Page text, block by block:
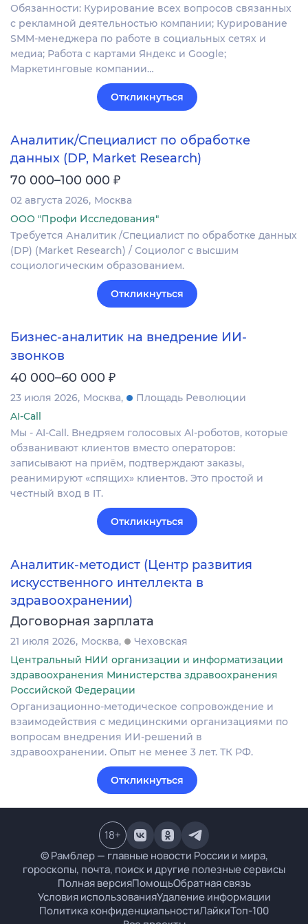
Обязанности: Курирование всех вопросов связанных
с рекламной деятельностью компании; Курирование
SMM-менеджера по работе в социальных сетях и
медиа; Работа с картами Яндекс и Google;
Маркетинговые компании…
Откликнуться
Аналитик/Специалист по обработке
данных (DP, Market Research)
70 000–100 000 ₽
02 августа 2026 Москва
ООО "Профи Исследования"
Требуется Аналитик /Специалист по обработке данных
(DP) (Market Research) / Социолог с высшим
социологическим образованием.
Откликнуться
Бизнес-аналитик на внедрение ИИ-
звонков
40 000–60 000 ₽
23 июля 2026 Москва
Площадь Революции
AI-Call
Мы - AI-Call. Внедряем голосовых AI-роботов, которые
обзванивают клиентов вместо операторов:
записывают на приём, подтверждают заказы,
реанимируют «спящих» клиентов. Это простой и
честный вход в IT.
Откликнуться
Аналитик-методист (Центр развития
искусственного интеллекта в
здравоохранении)
Договорная зарплата
21 июля 2026 Москва
Чеховская
Центральный НИИ организации и информатизации
здравоохранения Министерства здравоохранения
Российской Федерации
Организационно-методическое сопровождение и
взаимодействия с медицинскими организациями по
вопросам внедрения ИИ-решений в
здравоохранении. Опыт не менее 3 лет. ТК РФ.
Откликнуться
© Рамблер — главные новости России и мира,
гороскопы, почта, поиск и другие полезные сервисы
Полная версияПомощьОбратная связь
Условия использованияУдаление информации
Политика конфиденциальностиЛайкиТоп-100
18+